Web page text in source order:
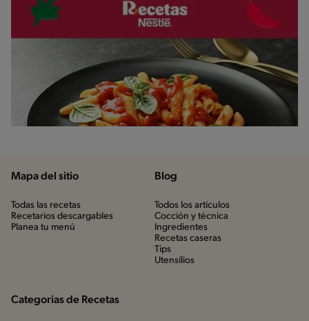
Mapa del sitio
Todas las recetas
Recetarios descargables
Planea tu menú
Blog
Todos los artículos
Cocción y técnica
Ingredientes
Recetas caseras
Tips
Utensílios
Categorias de Recetas